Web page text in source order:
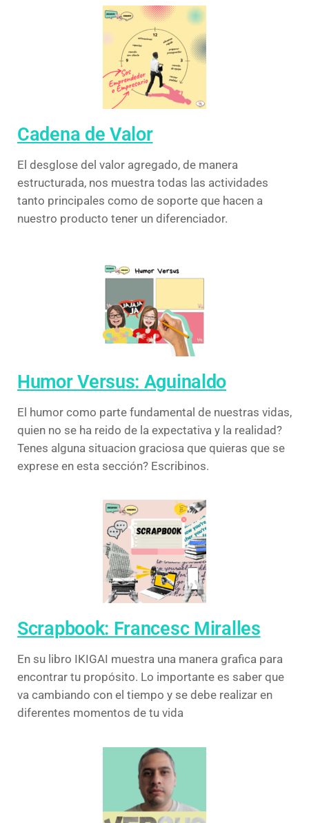
Cadena de Valor
El desglose del valor agregado, de manera
estructurada, nos muestra todas las actividades
tanto principales como de soporte que hacen a
nuestro producto tener un diferenciador.
Humor Versus: Aguinaldo
El humor como parte fundamental de nuestras vidas,
quien no se ha reido de la expectativa y la realidad?
Tenes alguna situacion graciosa que quieras que se
exprese en esta sección? Escribinos.
Scrapbook: Francesc Miralles
En su libro IKIGAI muestra una manera grafica para
encontrar tu propósito. Lo importante es saber que
va cambiando con el tiempo y se debe realizar en
diferentes momentos de tu vida